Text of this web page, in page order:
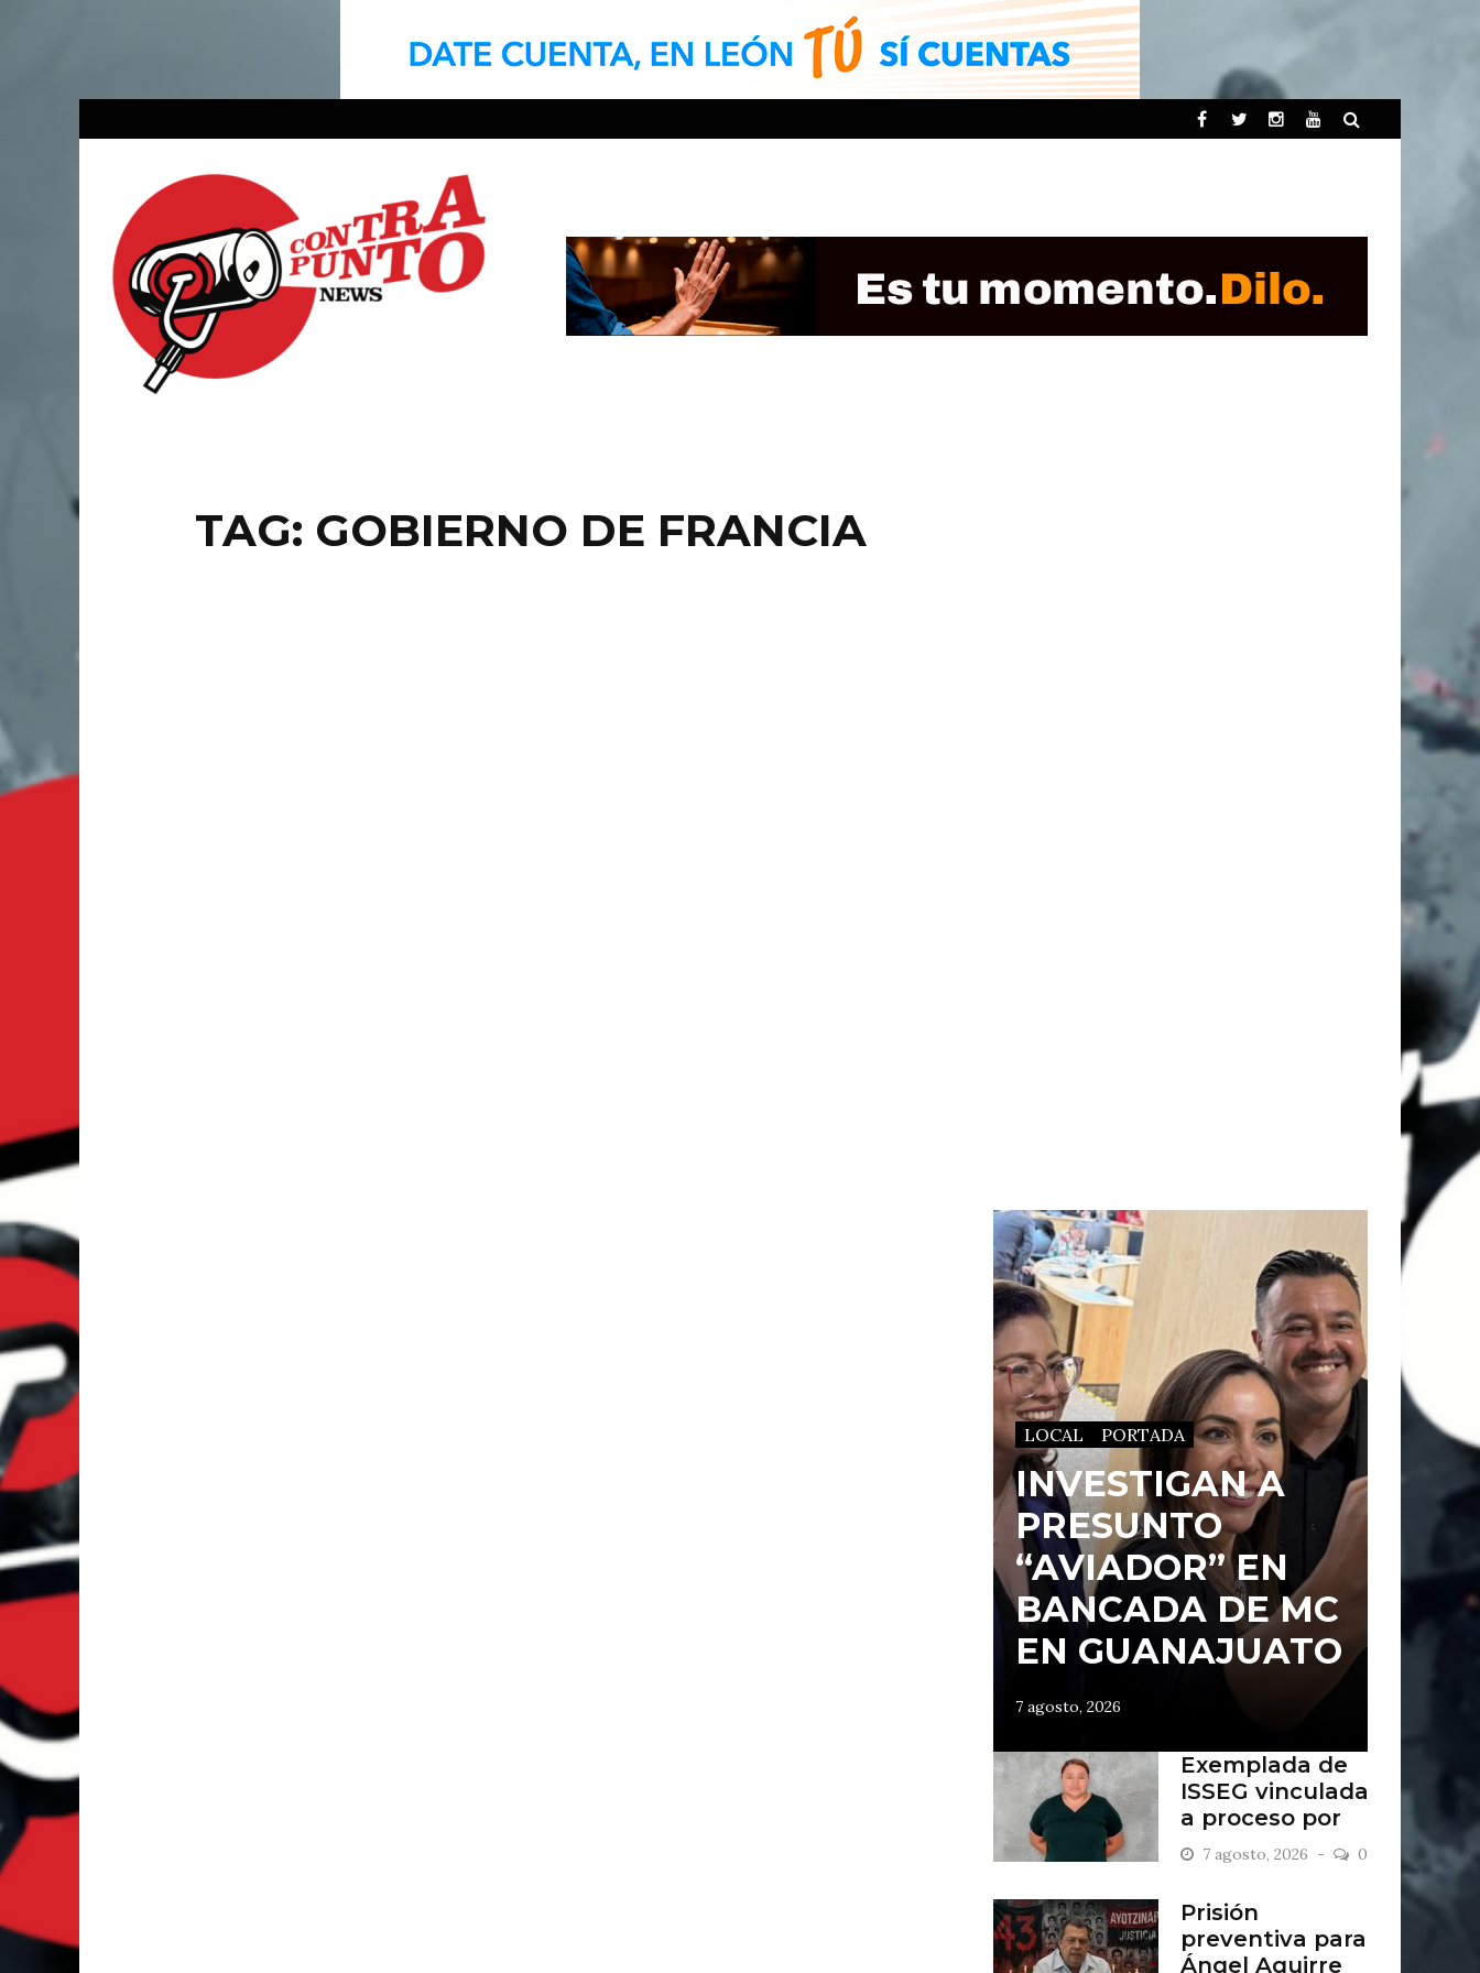
TAG: GOBIERNO DE FRANCIA
LOCAL PORTADA
INVESTIGAN A
PRESUNTO
“AVIADOR” EN
BANCADA DE MC
EN GUANAJUATO
7 agosto, 2026
Exemplada de
ISSEG vinculada
a proceso por
retiros indebidos
7 agosto, 2026 0
Prisión
preventiva para
Ángel Aguirre